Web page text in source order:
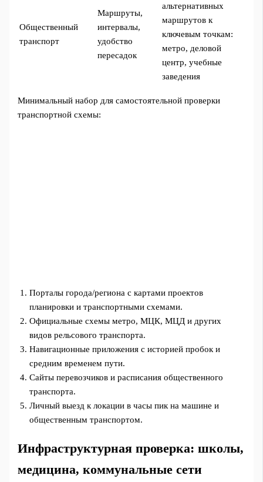
Общественный
транспорт
Маршруты,
интервалы,
удобство
пересадок
альтернативных
маршрутов к
ключевым точкам:
метро, деловой
центр, учебные
заведения
Минимальный набор для самостоятельной проверки
транспортной схемы:
Порталы города/региона с картами проектов
планировки и транспортными схемами.
Официальные схемы метро, МЦК, МЦД и других
видов рельсового транспорта.
Навигационные приложения с историей пробок и
средним временем пути.
Сайты перевозчиков и расписания общественного
транспорта.
Личный выезд к локации в часы пик на машине и
общественным транспортом.
Инфраструктурная проверка: школы,
медицина, коммунальные сети